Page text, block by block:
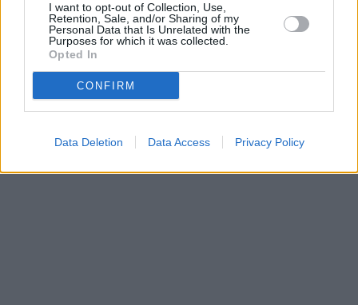
I want to opt-out of Collection, Use,
Retention, Sale, and/or Sharing of my
Personal Data that Is Unrelated with the
Purposes for which it was collected.
Opted In
CONFIRM
Data Deletion Data Access Privacy Policy